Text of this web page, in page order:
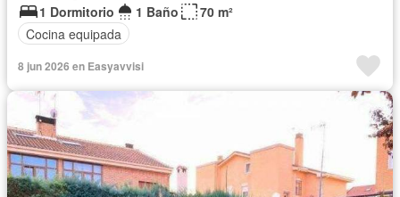
1 Dormitorio
1 Baño
70 m²
Cocina equipada
8 jun 2026 en Easyavvisi